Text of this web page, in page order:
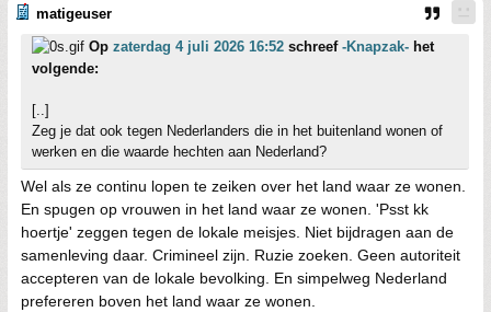
matigeuser
Op zaterdag 4 juli 2026 16:52 schreef -Knapzak- het
volgende:
[..]
Zeg je dat ook tegen Nederlanders die in het buitenland wonen of
werken en die waarde hechten aan Nederland?
Wel als ze continu lopen te zeiken over het land waar ze wonen.
En spugen op vrouwen in het land waar ze wonen. 'Psst kk
hoertje' zeggen tegen de lokale meisjes. Niet bijdragen aan de
samenleving daar. Crimineel zijn. Ruzie zoeken. Geen autoriteit
accepteren van de lokale bevolking. En simpelweg Nederland
prefereren boven het land waar ze wonen.